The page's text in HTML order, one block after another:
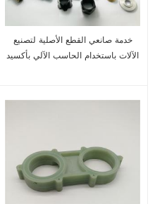
خدمة صانعي القطع الأصلية لتصنيع
الآلات باستخدام الحاسب الآلي بأكسيد